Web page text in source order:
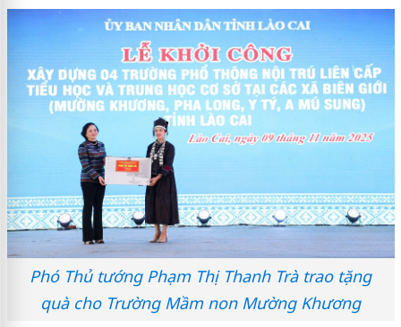
Phó Thủ tướng Phạm Thị Thanh Trà trao tặng
quà cho Trường Mầm non Mường Khương